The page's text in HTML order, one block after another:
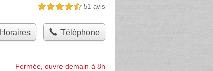
4,5 étoiles sur 5 51 avis
Horaires Téléphone
Fermée, ouvre demain à 8h